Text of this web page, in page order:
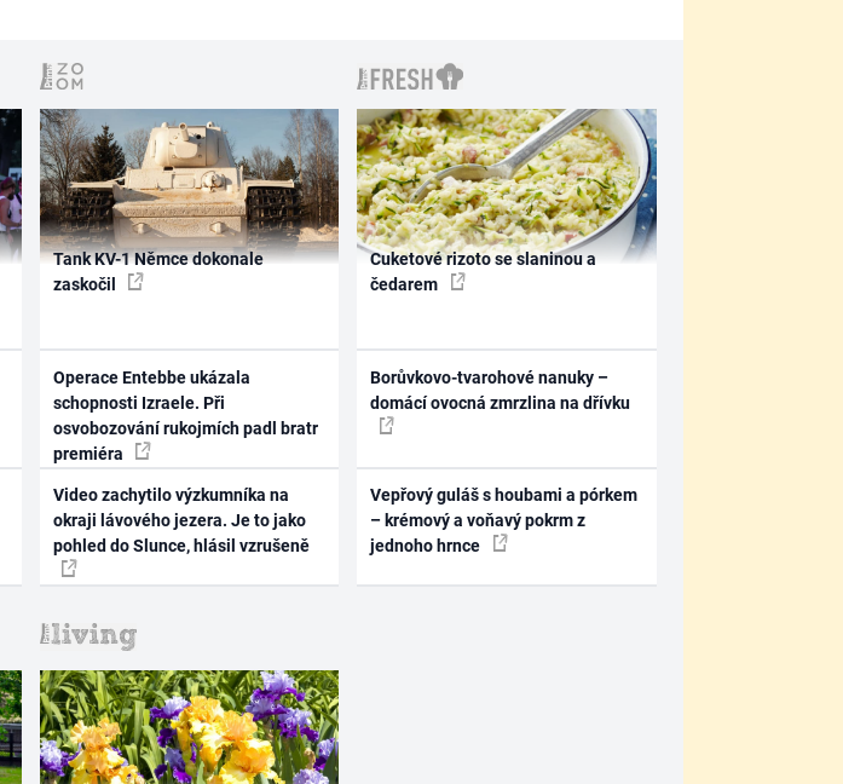
Tank KV-1 Němce dokonale
zaskočil
Operace Entebbe ukázala
schopnosti Izraele. Při
osvobozování rukojmích padl bratr
premiéra
Video zachytilo výzkumníka na
okraji lávového jezera. Je to jako
pohled do Slunce, hlásil vzrušeně
Cuketové rizoto se slaninou a
čedarem
Borůvkovo-tvarohové nanuky –
domácí ovocná zmrzlina na dřívku
Vepřový guláš s houbami a pórkem
– krémový a voňavý pokrm z
jednoho hrnce